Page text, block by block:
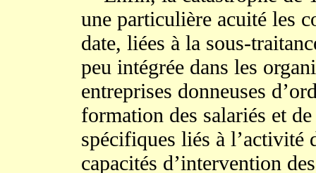
une particulière acuité les
date, liées à la sous-
peu intégrée dans les
entreprises donneuses
formation des salariés et
spécifiques liés à l’activité
capacités d’intervention